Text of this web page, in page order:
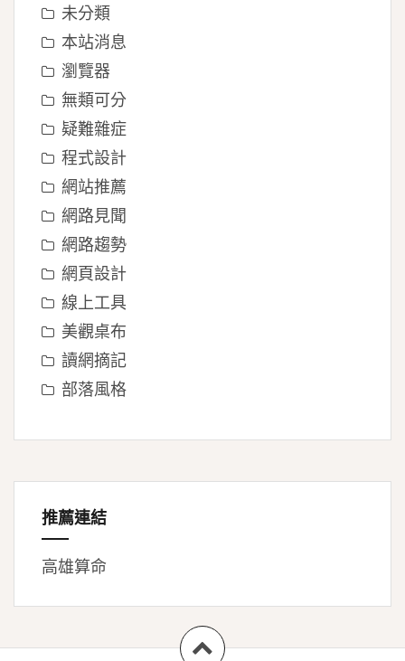
未分類
本站消息
瀏覽器
無類可分
疑難雜症
程式設計
網站推薦
網路見聞
網路趨勢
網頁設計
線上工具
美觀桌布
讀網摘記
部落風格
推薦連結
高雄算命